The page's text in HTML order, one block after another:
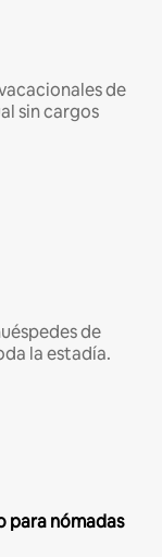
de
sin cargos
de
la estadía.
para nómadas